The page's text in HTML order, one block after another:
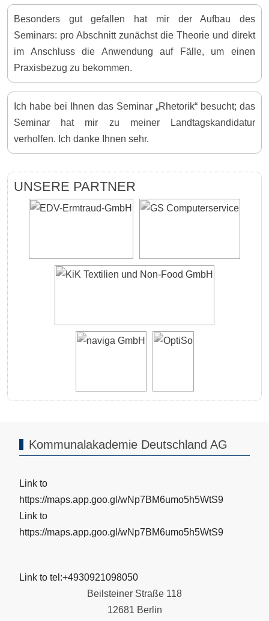
Besonders gut gefallen hat mir der Aufbau des
Seminars: pro Abschnitt zunächst die Theorie und direkt
im Anschluss die Anwendung auf Fälle, um einen
Praxisbezug zu bekommen.
Ich habe bei Ihnen das Seminar „Rhetorik“ besucht; das
Seminar hat mir zu meiner Landtagskandidatur
verholfen. Ich danke Ihnen sehr.
UNSERE PARTNER
Kommunalakademie Deutschland AG
Link to
https://maps.app.goo.gl/wNp7BM6umo5h5WtS9
Link to
https://maps.app.goo.gl/wNp7BM6umo5h5WtS9
Link to tel:+4930921098050
Beilsteiner Straße 118
12681 Berlin